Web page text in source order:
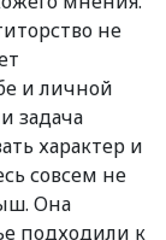
не
и личной
задача
характер и
совсем не
Она
подходили к